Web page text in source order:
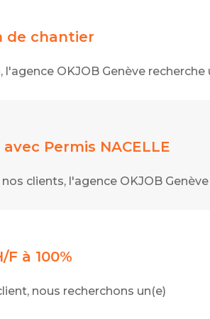
de chantier
OKJOB Genève recherche
Permis NACELLE
clients, l'agence OKJOB
à 100%
nous recherchons un(e)